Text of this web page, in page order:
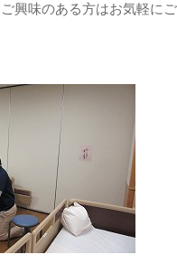
興味のある方はお気軽にご